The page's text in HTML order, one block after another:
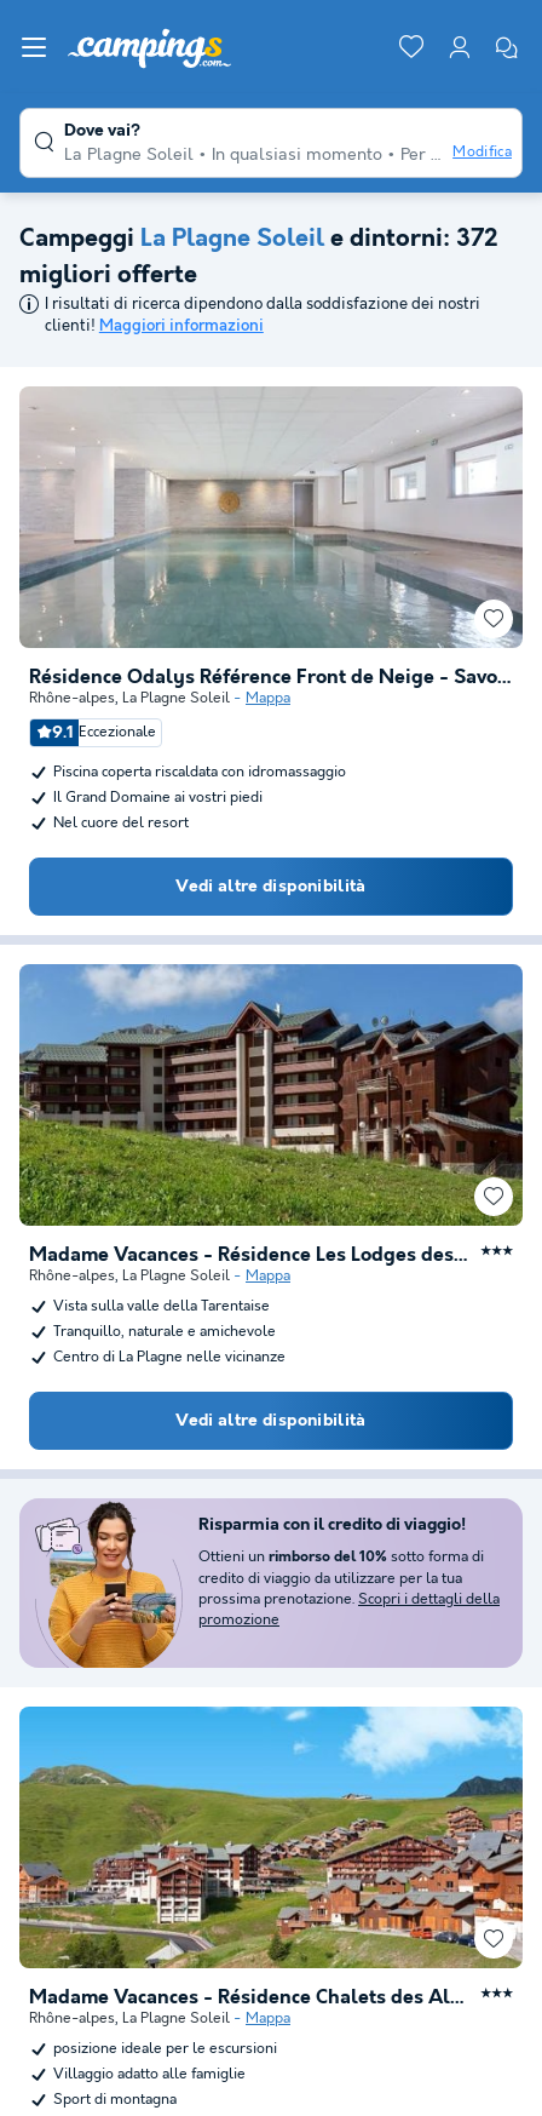
Dove vai?
La Plagne Soleil
In qualsiasi momento Per diversi viaggiatori Modifica
Campeggi La Plagne Soleile dintorni: 372
migliori offerte
I risultati di ricerca dipendono dalla soddisfazione dei nostri
clienti! Maggiori informazioni
Résidence Odalys Référence Front de Neige - Savoie
Rhône-alpes, La Plagne Soleil Mappa
9.1 Eccezionale
Piscina coperta riscaldata con idromassaggio
Il Grand Domaine ai vostri piedi
Nel cuore del resort
Vedi altre disponibilità
Madame Vacances - Résidence Les Lodges des Alpages ★★★
Rhône-alpes, La Plagne Soleil
Mappa
Vista sulla valle della Tarentaise
Tranquillo, naturale e amichevole
Centro di La Plagne nelle vicinanze
Vedi altre disponibilità
Madame Vacances - Résidence Chalets des Alpages ★★★
Rhône-alpes, La Plagne Soleil
Mappa
posizione ideale per le escursioni
Villaggio adatto alle famiglie
Sport di montagna
Risparmia con il credito di viaggio!
Ottieni un rimborso del 10% sotto forma di
credito di viaggio da utilizzare per la tua
prossima prenotazione. Scopri i dettagli della
promozione